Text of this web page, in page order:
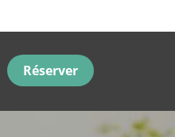
Réserver